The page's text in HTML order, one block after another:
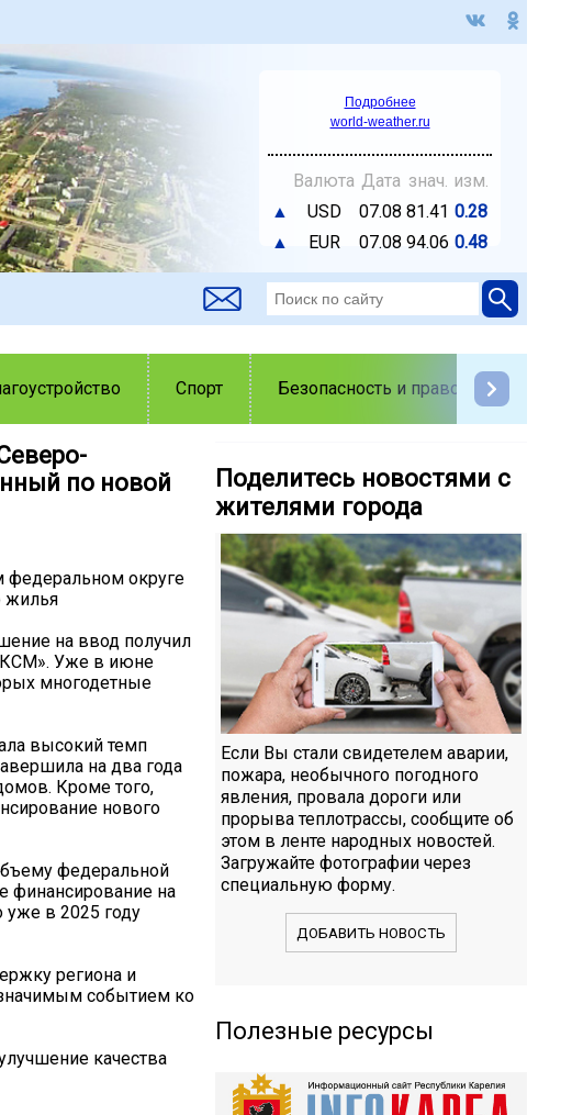
Подробнее
world-weather.ru
Валюта Дата знач. изм.
▲
USD 07.08 81.41 0.28
▲
EUR 07.08 94.06 0.48
Спорт Безопасность и правопорядок
по новой
федеральном округе
жилья
на ввод получил
Уже в июне
многодетные
высокий темп
на два года
Кроме того,
нового
федеральной
финансирование на
в 2025 году
региона и
событием ко
качества
Поделитесь новостями с
жителями города
Если Вы стали свидетелем аварии,
пожара, необычного погодного
явления, провала дороги или
прорыва теплотрассы, сообщите об
этом в ленте народных новостей.
Загружайте фотографии через
специальную форму.
ДОБАВИТЬ НОВОСТЬ
Полезные ресурсы